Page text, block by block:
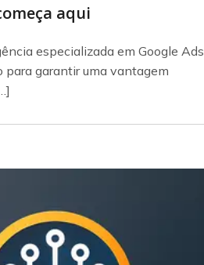
aqui
especializada em Google Ads
para garantir uma vantagem